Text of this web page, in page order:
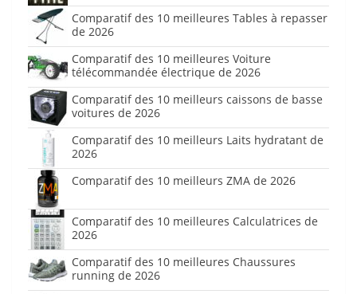
Comparatif des 10 meilleures Tables à repasser
de 2026
Comparatif des 10 meilleures Voiture
télécommandée électrique de 2026
Comparatif des 10 meilleurs caissons de basse
voitures de 2026
Comparatif des 10 meilleurs Laits hydratant de
2026
Comparatif des 10 meilleurs ZMA de 2026
Comparatif des 10 meilleures Calculatrices de
2026
Comparatif des 10 meilleures Chaussures
running de 2026